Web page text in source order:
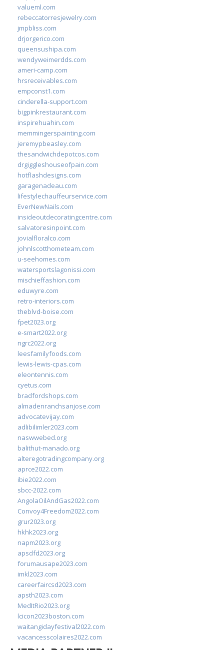
valueml.com
rebeccatorresjewelry.com
jmpbliss.com
drjorgerico.com
queensushipa.com
wendyweimerdds.com
ameri-camp.com
hrsreceivables.com
empconst1.com
cinderella-support.com
bigpinkrestaurant.com
inspirehuahin.com
memmingerspainting.com
jeremypbeasley.com
thesandwichdepotcos.com
drgiggleshouseofpain.com
hotflashdesigns.com
garagenadeau.com
lifestylechauffeurservice.com
EverNewNails.com
insideoutdecoratingcentre.com
salvatoresinpoint.com
jovialfloralco.com
johnlscotthometeam.com
u-seehomes.com
watersportslagonissi.com
mischieffashion.com
eduwyre.com
retro-interiors.com
theblvd-boise.com
fpet2023.org
e-smart2022.org
ngrc2022.org
leesfamilyfoods.com
lewis-lewis-cpas.com
eleontennis.com
cyetus.com
bradfordshops.com
almadenranchsanjose.com
advocatevijay.com
adlibilimler2023.com
naswwebed.org
balithut-manado.org
alteregotradingcompany.org
aprce2022.com
ibie2022.com
sbcc-2022.com
AngolaOilAndGas2022.com
Convoy4Freedom2022.com
grur2023.org
hkhk2023.org
napm2023.org
apsdfd2023.org
forumausape2023.com
imkl2023.com
careerfaircsd2023.com
apsth2023.com
MedItRio2023.org
lcicon2023boston.com
waitangidayfestival2022.com
vacancesscolaires2022.com